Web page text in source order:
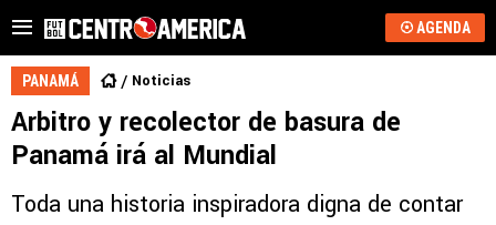
AGENDA
PANAMÁ Noticias
Arbitro y recolector de basura de
Panamá irá al Mundial
Toda una historia inspiradora digna de contar